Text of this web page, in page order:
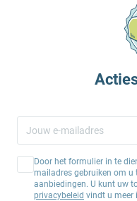
Door het formulier in te
mailadres gebruiken om u
aanbiedingen. U kunt uw
privacybeleid vindt u meer